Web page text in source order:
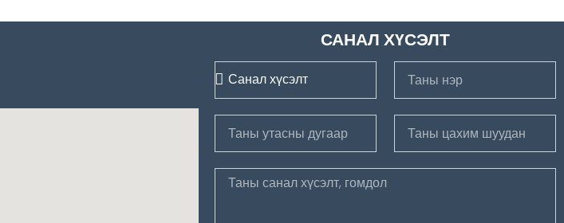
САНАЛ ХҮСЭЛТ